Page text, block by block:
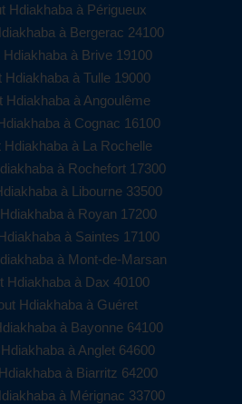
Hdiakhaba à Périgueux
à Bergerac 24100
Hdiakhaba à Brive 19100
Hdiakhaba à Tulle 19000
Hdiakhaba à Angoulême
à Cognac 16100
Hdiakhaba à La Rochelle
à Rochefort 17300
à Libourne 33500
à Royan 17200
à Saintes 17100
à Mont-de-Marsan
Hdiakhaba à Dax 40100
Hdiakhaba à Guéret
à Bayonne 64100
à Anglet 64600
à Biarritz 64200
à Mérignac 33700